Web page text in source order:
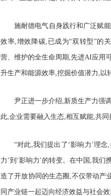
施耐德电气自身践行和广泛赋
效率,增效降碳,已成为“双转型”的
营、维护的全生命周期,先进AI应用
升生产和能源效率,挖掘价值潜力,以
尹正进一步介绍,新质生产力强
此,企业需要融入生态,相互赋能,共
“对此,我们提出了‘影响力’理
力’到‘影响力’的转变。在中国,我
造了开放协同的生态圈,不仅带动产
同产业链一起迈向经济效益与社会效